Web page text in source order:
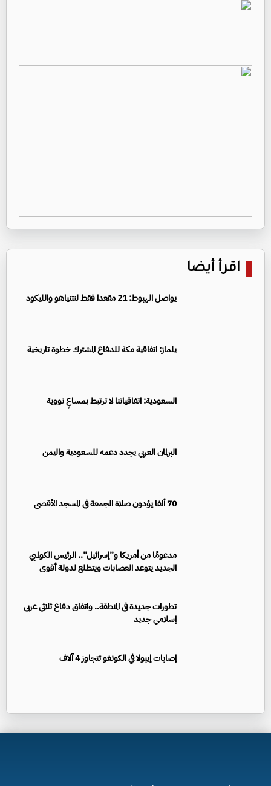
اقرأ أيضا
يواصل الهبوط: 21 مقعدا فقط لنتنياهو والليكود
يلماز: اتفاقية مكة للدفاع المشترك خطوة تاريخية
السعودية: اتفاقياتنا لا ترتبط بمساعٍ نووية
البرلمان العربي يجدد دعمه للسعودية واليمن
70 ألفا يؤدون صلاة الجمعة في المسجد الأقصى
مدعومًا من أمريكا و”إسرائيل”.. الرئيس الكولمبي
الجديد يتوعد العصابات ويتطلع لدولة أقوى
تطورات جديدة في المنطقة.. واتفاق دفاع ثلاثي عربي
إسلامي جديد
إصابات إيبولا في الكونغو تتجاوز 4 آلاف